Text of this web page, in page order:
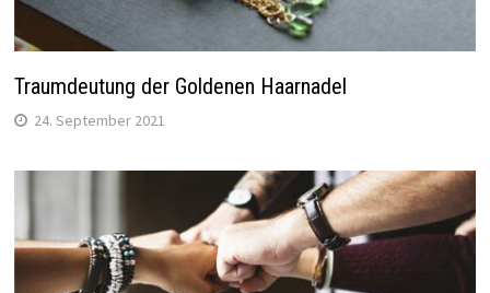
Traumdeutung der Goldenen Haarnadel
24. September 2021